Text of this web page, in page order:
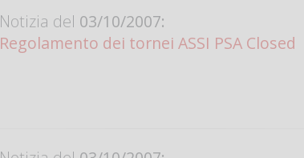
Notizia del 03/10/2007:
Regolamento dei tornei ASSI PSA Closed